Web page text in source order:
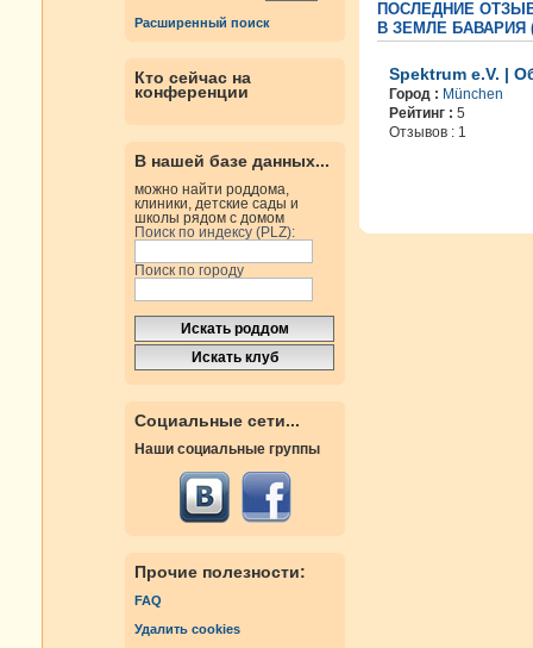
Расширенный поиск
Кто сейчас на
конференции
В нашей базе данных...
можно найти роддома,
клиники, детские сады и
школы рядом с домом
Поиск по индексу (PLZ):
Поиск по городу
Социальные сети...
Наши социальные группы
Прочие полезности:
FAQ
Удалить cookies
ПОСЛЕДНИЕ
В ЗЕМЛЕ БАВАРИЯ
Spektrum e.V. |
Город : München
Рейтинг : 5
Отзывов : 1